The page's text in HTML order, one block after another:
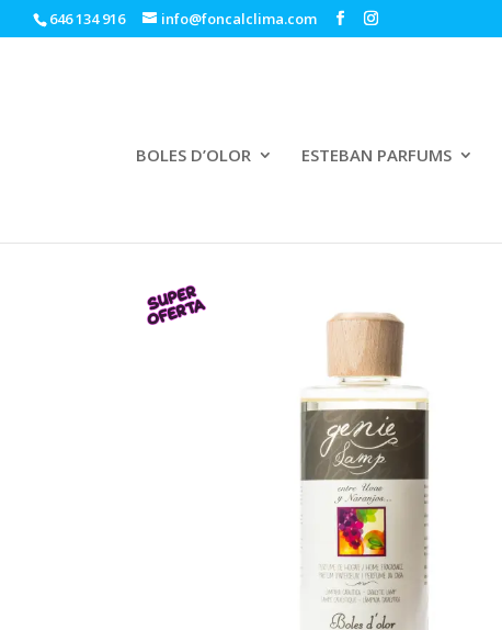
646 134 916 info@foncalclima.com
BOLES D’OLOR ESTEBAN PARFUMS